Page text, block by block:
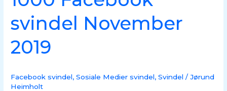
svindel November
2019
Facebook svindel,Sosiale Medier svindel,Svindel /Jørund
Heimholt